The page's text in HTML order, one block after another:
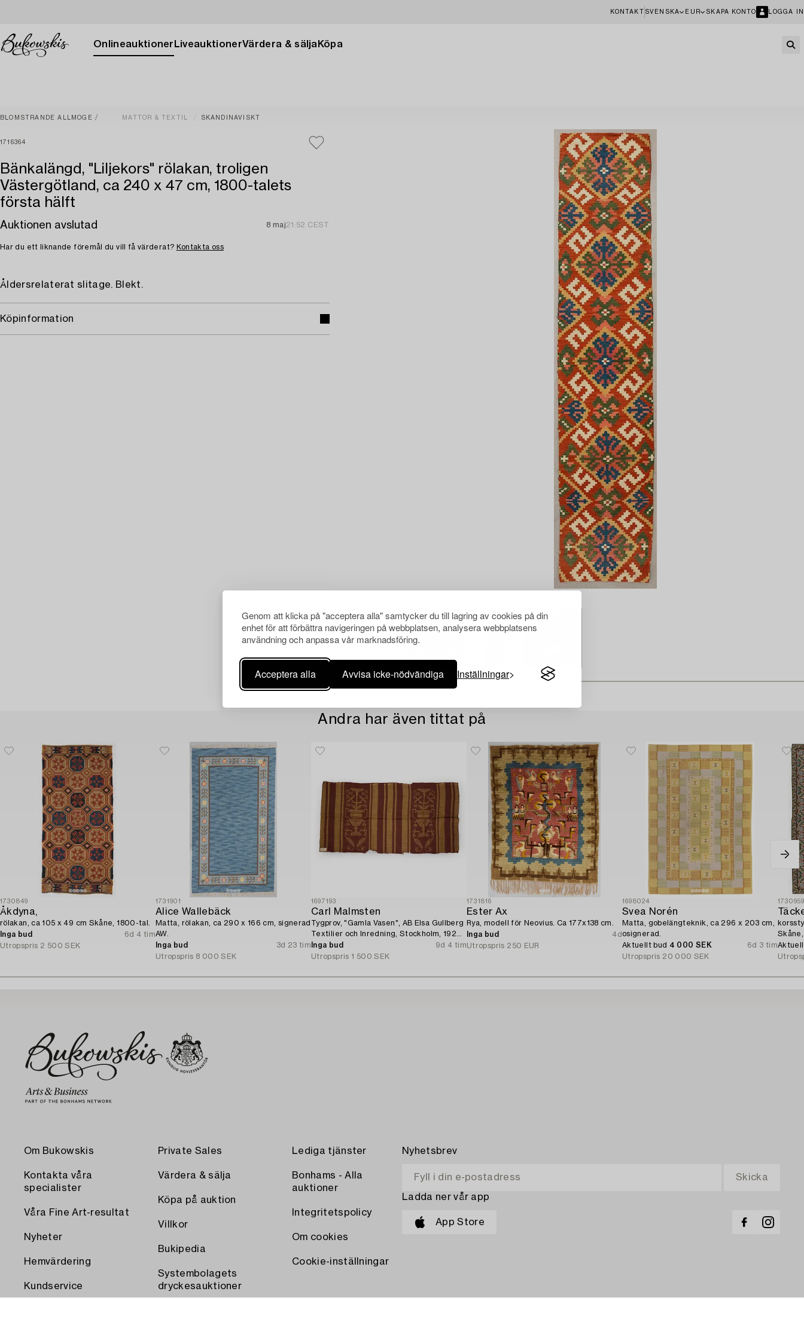
Genom att klicka på "acceptera alla" samtycker du till lagring av cookies på din
enhet för att förbättra navigeringen på webbplatsen, analysera webbplatsens
användning och anpassa vår marknadsföring.
Acceptera alla Avvisa icke-nödvändiga Inställningar
KONTAKT SVENSKA EUR SKAPA KONTO LOGGA IN
Onlineauktioner LiveauktionerVärdera & sälja Köpa
BLOMSTRANDE ALLMOGE MATTOR & TEXTIL SKANDINAVISKT
1716364
Bänkalängd, "Liljekors" rölakan, troligen
Västergötland, ca 240 x 47 cm, 1800-talets
första hälft
Auktionen avslutad 8 maj21:52 CEST
Har du ett liknande föremål du vill få värderat? Kontakta oss
Åldersrelaterat slitage. Blekt.
Köpinformation
Andra har även tittat på
1730849
Åkdyna,
rölakan, ca 105 x 49 cm Skåne, 1800-tal.
Inga bud
6d 4 tim
Utropspris 2 500 SEK
1731901
Alice Wallebäck
Matta, rölakan, ca 290 x 166 cm, signerad
AW.
Inga bud
3d 23 tim
Utropspris 8 000 SEK
1697193
Carl Malmsten
Tygprov, "Gamla Vasen", AB Elsa Gullberg
Textilier och Inredning, Stockholm, 1920-
tal.
Inga bud
9d 4 tim
Utropspris 1 500 SEK
1731816
Ester Ax
Rya, modell för Neovius. Ca 177x138 cm.
Inga bud
4d
Utropspris 250 EUR
1698024
Svea Norén
Matta, gobelängteknik, ca 296 x 203 cm,
osignerad.
Aktuellt bud 4 000 SEK
6d 3 tim
Utropspris 20 000 SEK
Om Bukowskis
Kontakta våra
specialister
Våra Fine Art-resultat
Nyheter
Hemvärdering
Kundservice
Private Sales
Värdera & sälja
Köpa på auktion
Villkor
Bukipedia
Systembolagets
dryckesauktioner
Lediga tjänster
Bonhams - Alla
auktioner
Integritetspolicy
Om cookies
Cookie-inställningar
Nyhetsbrev
Ladda ner vår app
App Store